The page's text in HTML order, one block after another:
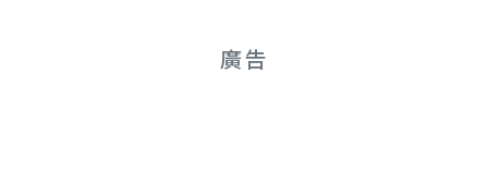
廣告